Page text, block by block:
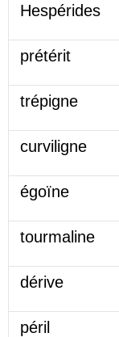
Hespérides
prétérit
trépigne
curviligne
égoïne
tourmaline
dérive
péril